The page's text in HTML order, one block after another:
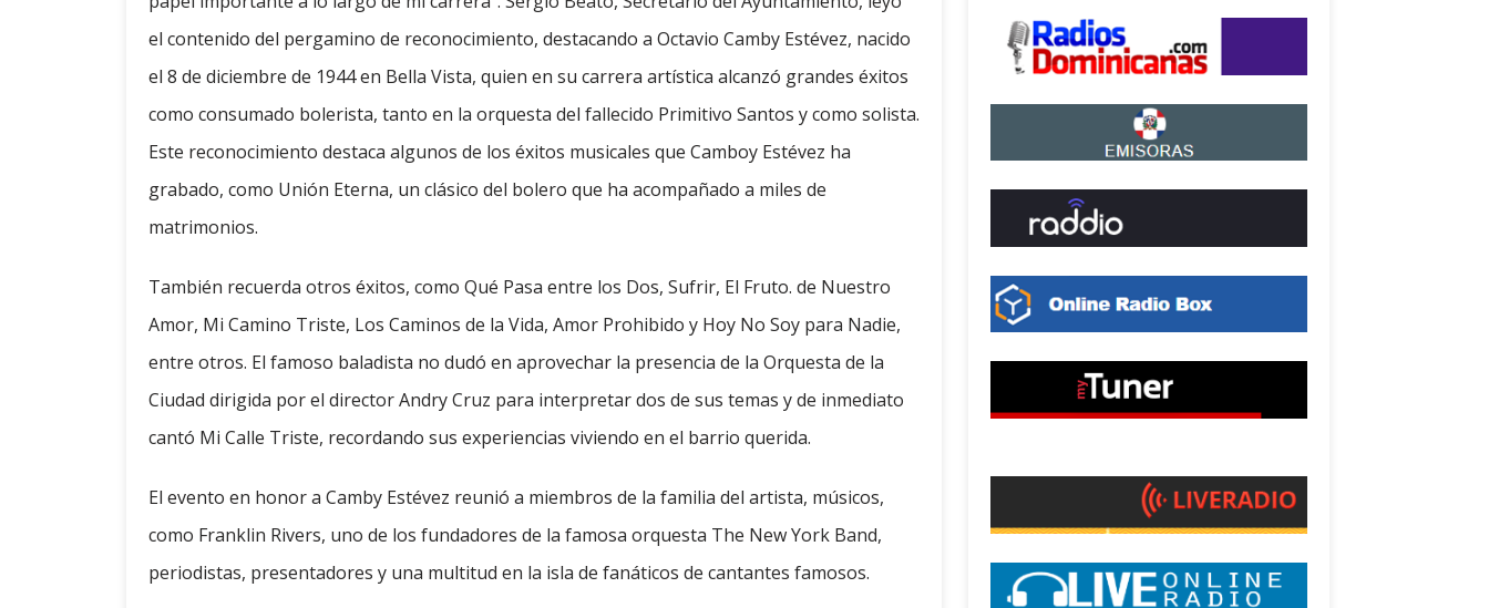
el contenido del pergamino de reconocimiento, destacando a Octavio Camby Estévez, nacido
el 8 de diciembre de 1944 en Bella Vista, quien en su carrera artística alcanzó grandes éxitos
como consumado bolerista, tanto en la orquesta del fallecido Primitivo Santos y como solista.
Este reconocimiento destaca algunos de los éxitos musicales que Camboy Estévez ha
grabado, como Unión Eterna, un clásico del bolero que ha acompañado a miles de
matrimonios.
También recuerda otros éxitos, como Qué Pasa entre los Dos, Sufrir, El Fruto. de Nuestro
Amor, Mi Camino Triste, Los Caminos de la Vida, Amor Prohibido y Hoy No Soy para Nadie,
entre otros. El famoso baladista no dudó en aprovechar la presencia de la Orquesta de la
Ciudad dirigida por el director Andry Cruz para interpretar dos de sus temas y de inmediato
cantó Mi Calle Triste, recordando sus experiencias viviendo en el barrio querida.
El evento en honor a Camby Estévez reunió a miembros de la familia del artista, músicos,
como Franklin Rivers, uno de los fundadores de la famosa orquesta The New York Band,
periodistas, presentadores y una multitud en la isla de fanáticos de cantantes famosos.